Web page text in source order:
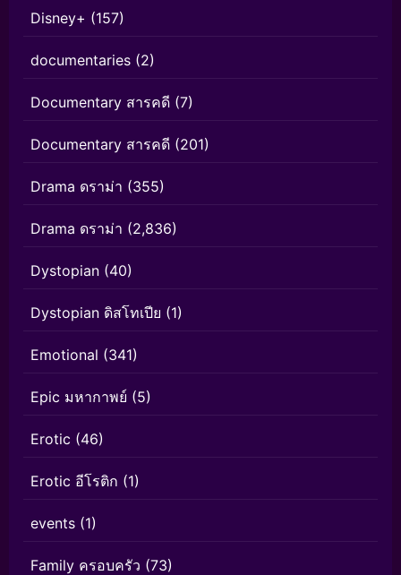
Disney+ (157)
documentaries (2)
Documentary สารคดี (7)
Documentary สารคดี (201)
Drama ดราม่า (355)
Drama ดราม่า (2,836)
Dystopian (40)
Dystopian ดิสโทเปีย (1)
Emotional (341)
Epic มหากาพย์ (5)
Erotic (46)
Erotic อีโรติก (1)
events (1)
Family ครอบครัว (73)